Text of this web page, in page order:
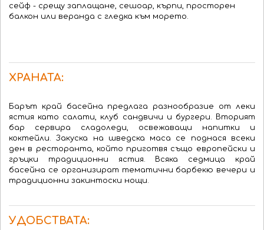
сейф - срещу заплащане, сешоар, кърпи, просторен
балкон или веранда с гледка към морето.
ХРАНАТА:
Барът край басейна предлага разнообразие от леки
ястия като салати, клуб сандвичи и бургери. Вторият
бар сервира сладоледи, освежаващи напитки и
коктейли. Закуска на шведска маса се поднася всеки
ден в ресторанта, който приготвя също европейски и
гръцки традиционни ястия. Всяка седмица край
басейна се организират тематични барбекю вечери и
традиционни закинтоски нощи.
УДОБСТВАТА: